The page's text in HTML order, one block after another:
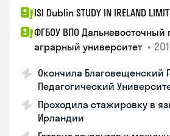
ISI Dublin STUDY IN IRELAND
ФГБОУ ВПО Дальневосточный
аграрный университет •
Окончила Благовещенский
Педагогический
Проходила стажировку в
Ирландии